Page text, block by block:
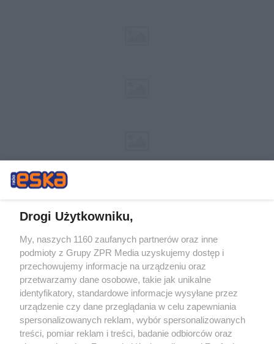
Żaden utwór zamieszczony w serwisie nie może być powielany i
rozpowszechniany lub dalej rozpowszechniany w jakikolwiek sposób (w
tym także elektroniczny lub mechaniczny) na jakimkolwiek polu
eksploatacji w jakiejkolwiek formie, włącznie z umieszczaniem w
Internecie bez pisemnej zgody właściciela praw. Jakiekolwiek użycie lub
wykorzystanie utworów w całości lub w części z naruszeniem prawa,
tzn. bez właściwej zgody, jest zabronione pod groźbą kary i może być
ścigane prawnie.
Drogi Użytkowniku,
My, naszych 1160 zaufanych partnerów oraz inne
podmioty z Grupy ZPR Media uzyskujemy dostęp i
przechowujemy informacje na urządzeniu oraz
przetwarzamy dane osobowe, takie jak unikalne
identyfikatory, standardowe informacje wysyłane przez
urządzenie czy dane przeglądania w celu zapewniania
spersonalizowanych reklam, wybór spersonalizowanych
treści, pomiar reklam i treści, badanie odbiorców oraz